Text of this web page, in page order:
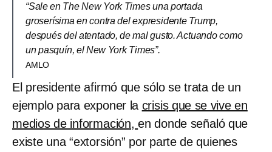
“Sale en The New York Times una portada
groserísima en contra del expresidente Trump,
después del atentado, de mal gusto. Actuando como
un pasquín, el New York Times”.
AMLO
El presidente afirmó que sólo se trata de un
ejemplo para exponer la crisis que se vive en
medios de información,en donde señaló que
existe una “extorsión” por parte de quienes